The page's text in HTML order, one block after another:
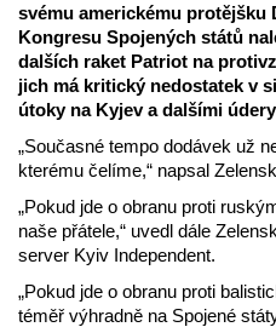
svému americkému protějšku
Kongresu Spojených států
dalších raket Patriot na
jich má kritický nedostatek v
útoky na Kyjev a dalšími
„Současné tempo dodávek už
kterému čelíme,“ napsal
„Pokud jde o obranu proti
naše přátele,“ uvedl dále
server Kyiv Independent.
„Pokud jde o obranu proti
téměř výhradně na Spojené